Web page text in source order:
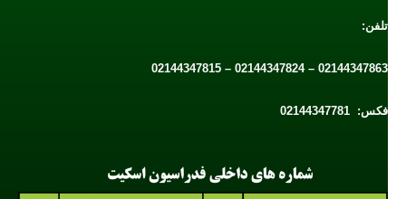
تلفن:
02144347863 – 02144347824 – 02144347815
فکس: 02144347781